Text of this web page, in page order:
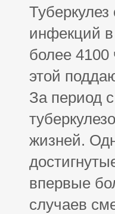
инфекций
более 4100
этой
За период
жизней.
впервые
случаев